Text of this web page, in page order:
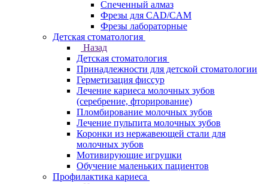
Спеченный алмаз
Фрезы для CAD/CAM
Фрезы лабораторные
Детская стоматология
Назад
Детская стоматология
Принадлежности для детской стоматологии
Герметизация фиссур
Лечение кариеса молочных зубов
(серебрение, фторирование)
Пломбирование молочных зубов
Лечение пульпита молочных зубов
Коронки из нержавеющей стали для
молочных зубов
Мотивирующие игрушки
Обучение маленьких пациентов
Профилактика кариеса